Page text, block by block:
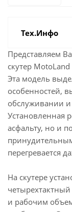
Тех.Инфо
Представляем
скутер
Эта модель
особенностей,
обслуживании
Установленная
асфальту, но и
перегревается
На скутере
и рабочим